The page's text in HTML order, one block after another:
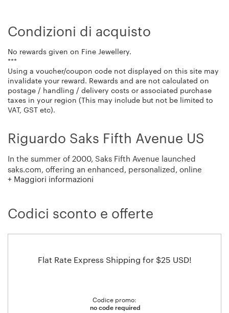
Condizioni di acquisto
No rewards given on Fine Jewellery.
***
Using a voucher/coupon code not displayed on this site may
invalidate your reward. Rewards and are not calculated on
postage / handling / delivery costs or associated purchase
taxes in your region (This may include but not be limited to
VAT, GST etc).
Riguardo Saks Fifth Avenue US
In the summer of 2000, Saks Fifth Avenue launched
saks.com, offering an enhanced, personalized, online
shopping experience. You may shop at saks.com in many
same legendary service and style found in all Saks Fifth
+ Maggiori informazioni
Codici sconto e offerte
Flat Rate Express Shipping for $25 USD!
Codice promo:
no code required